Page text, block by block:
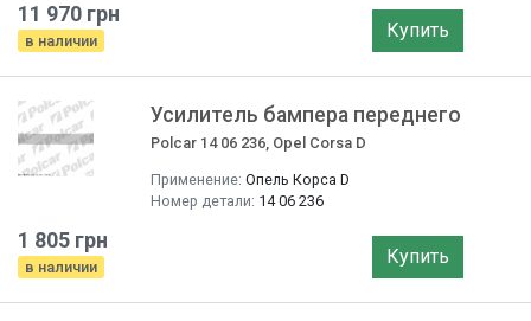
11 970 грн
в наличии Купить
Усилитель бампера переднего
Polcar 14 06 236, Opel Corsa D
Применение: Опель Корса D
Номер детали: 14 06 236
1 805 грн
в наличии Купить